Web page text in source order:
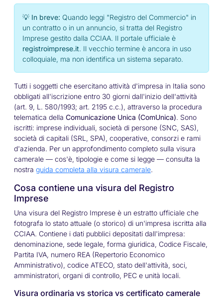
💡 In breve: Quando leggi "Registro del Commercio" in
un contratto o in un annuncio, si tratta del Registro
Imprese gestito dalla CCIAA. Il portale ufficiale è
registroimprese.it. Il vecchio termine è ancora in uso
colloquiale, ma non identifica un sistema separato.
Tutti i soggetti che esercitano attività d'impresa in Italia sono
obbligati all'iscrizione entro 30 giorni dall'inizio dell'attività
(art. 9, L. 580/1993; art. 2195 c.c.), attraverso la procedura
telematica della Comunicazione Unica (ComUnica). Sono
iscritti: imprese individuali, società di persone (SNC, SAS),
società di capitali (SRL, SPA), cooperative, consorzi e rami
d'azienda. Per un approfondimento completo sulla visura
camerale — cos'è, tipologie e come si legge — consulta la
nostra guida completa alla visura camerale.
Cosa contiene una visura del Registro
Imprese
Una visura del Registro Imprese è un estratto ufficiale che
fotografa lo stato attuale (o storico) di un'impresa iscritta alla
CCIAA. Contiene i dati pubblici depositati dall'impresa:
denominazione, sede legale, forma giuridica, Codice Fiscale,
Partita IVA, numero REA (Repertorio Economico
Amministrativo), codice ATECO, stato dell'attività, soci,
amministratori, organi di controllo, PEC e unità locali.
Visura ordinaria vs storica vs certificato camerale